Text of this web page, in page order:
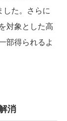
た。さらに
対象とした高
部得られるよ
消